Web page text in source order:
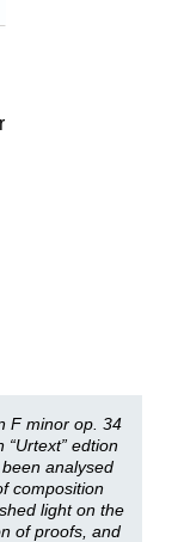
F minor op. 34
edtion
analysed
composition
light on the
of proofs, and